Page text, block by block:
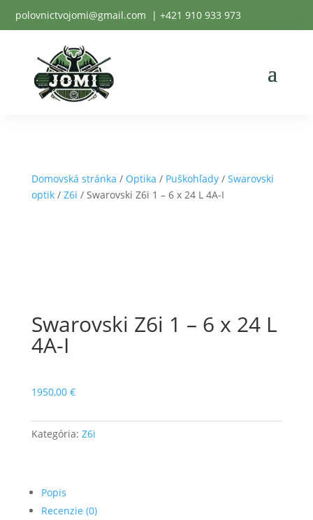
polovnictvojomi@gmail.com | +421 910 933 973
Domovská stránka / Optika / Puškohľady/ Swarovski
optik/ Z6i / Swarovski Z6i 1 – 6 x 24 L 4A-I
Swarovski Z6i 1 – 6 x 24 L
4A-I
1950,00 €
Kategória: Z6i
Popis
Recenzie (0)